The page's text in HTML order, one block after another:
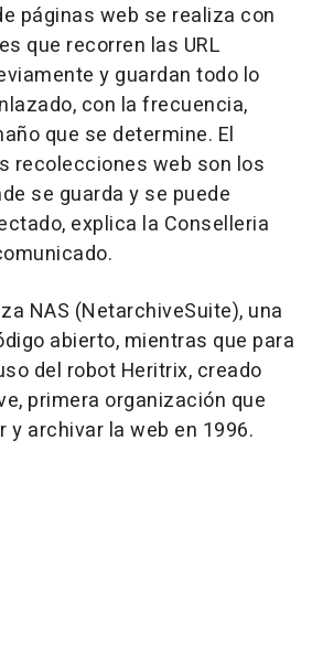
páginas web se realiza con
que recorren las URL
y guardan todo lo
con la frecuencia,
que se determine. El
recolecciones web son los
se guarda y se puede
explica la Conselleria
NAS (NetarchiveSuite), una
abierto, mientras que para
del robot Heritrix, creado
primera organización que
y archivar la web en 1996.